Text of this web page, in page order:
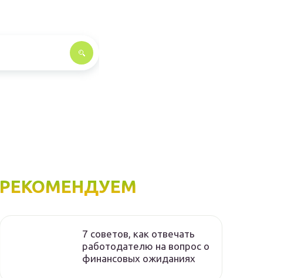
РЕКОМЕНДУЕМ
7 советов, как отвечать
работодателю на вопрос о
финансовых ожиданиях